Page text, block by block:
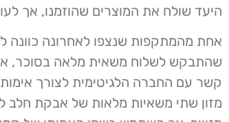
היעד שולח את המוצרים שהוזמנו, אך
אחת מהמתקפות שנצפו לאחרונה כוונה
שהתבקש לשלוח משאית מלאה בסוכר, אך
קשר עם החברה הלגיטימית לצורך
מזון שתי משאיות מלאות של אבקת חלב